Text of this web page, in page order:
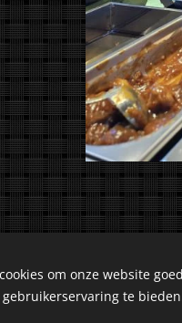
om onze website
te